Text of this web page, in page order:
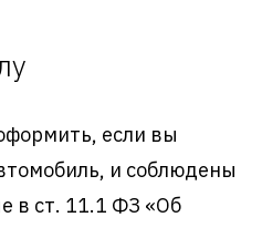
если вы
и соблюдены
в ст. 11.1 ФЗ «Об